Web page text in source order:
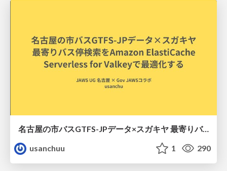
名古屋の市バスGTFS-JPデータ×スガキヤ 最寄りバス停検索をAmazon ElastiCache Serverless for Valkeyで最適化する
usanchuu
1 290